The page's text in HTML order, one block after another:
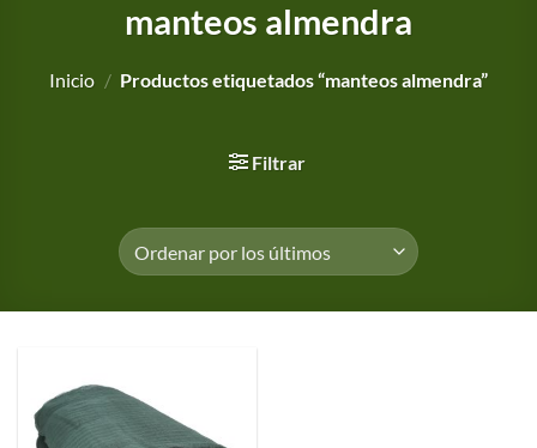
manteos almendra
Inicio / Productos etiquetados “manteos almendra”
Filtrar